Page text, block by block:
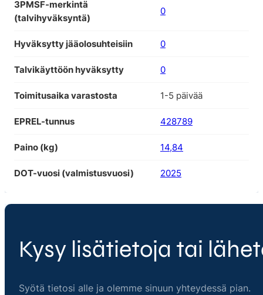
3PMSF-merkintä
(talvihyväksyntä)
0
Hyväksytty jääolosuhteisiin 0
Talvikäyttöön hyväksytty 0
Toimitusaika varastosta 1-5 päivää
EPREL-tunnus 428789
Paino (kg) 14,84
DOT-vuosi (valmistusvuosi) 2025
Kysy lisätietoja tai
Syötä tietosi alle ja olemme sinuun yhteydessä pian.